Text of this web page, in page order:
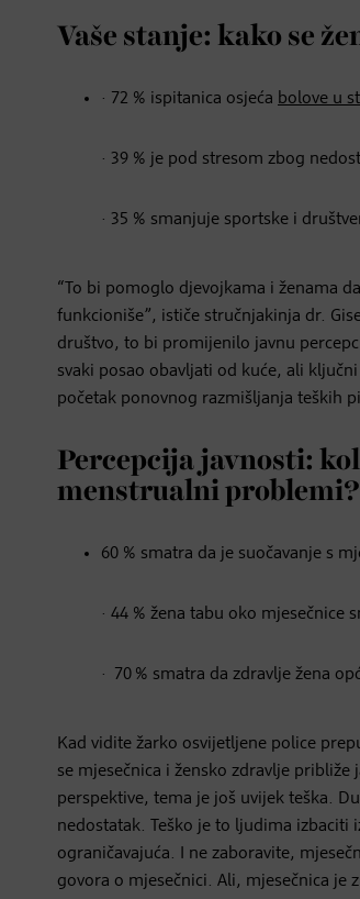
Vaše stanje: kako se
· 72 % ispitanica osjeća bolove u
· 39 % je pod stresom zbog
· 35 % smanjuje sportske i
“To bi pomoglo djevojkama i ženama
funkcioniše”, ističe stručnjakinja dr.
društvo, to bi promijenilo javnu
svaki posao obavljati od kuće, ali
početak ponovnog razmišljanja teških
Percepcija javnosti:
menstrualni problemi?
60 % smatra da je suočavanje s
· 44 % žena tabu oko
· 70 % smatra da zdravlje žena
Kad vidite žarko osvijetljene police
se mjesečnica i žensko zdravlje
perspektive, tema je još uvijek teška.
nedostatak. Teško je to ljudima izbaciti
ograničavajuća. I ne zaboravite,
govora o mjesečnici. Ali, mjesečnica je